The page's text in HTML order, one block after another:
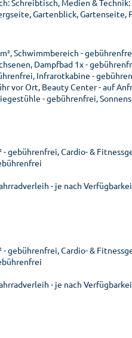
Schreibtisch, Medien &
Gartenblick, Gartenseite,
Schwimmbereich -
Dampfbad 1x -
Infrarotkabine -
vor Ort, Beauty Center - auf
- gebührenfrei,
- gebührenfrei, Cardio- &
- je nach
- gebührenfrei, Cardio- &
- je nach